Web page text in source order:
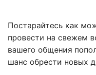
Постарайтесь как
провести на свежем
вашего общения
шанс обрести новых